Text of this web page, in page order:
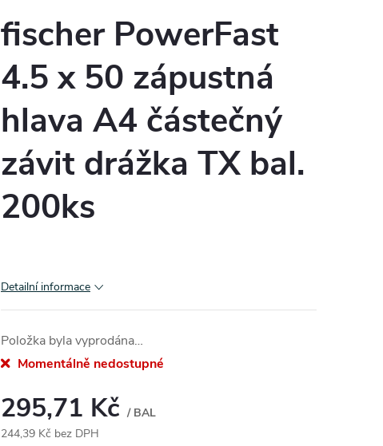
fischer PowerFast
4.5 x 50 zápustná
hlava A4 částečný
závit drážka TX bal.
200ks
Detailní informace
Položka byla vyprodána…
Momentálně nedostupné
295,71 Kč / BAL
244,39 Kč bez DPH